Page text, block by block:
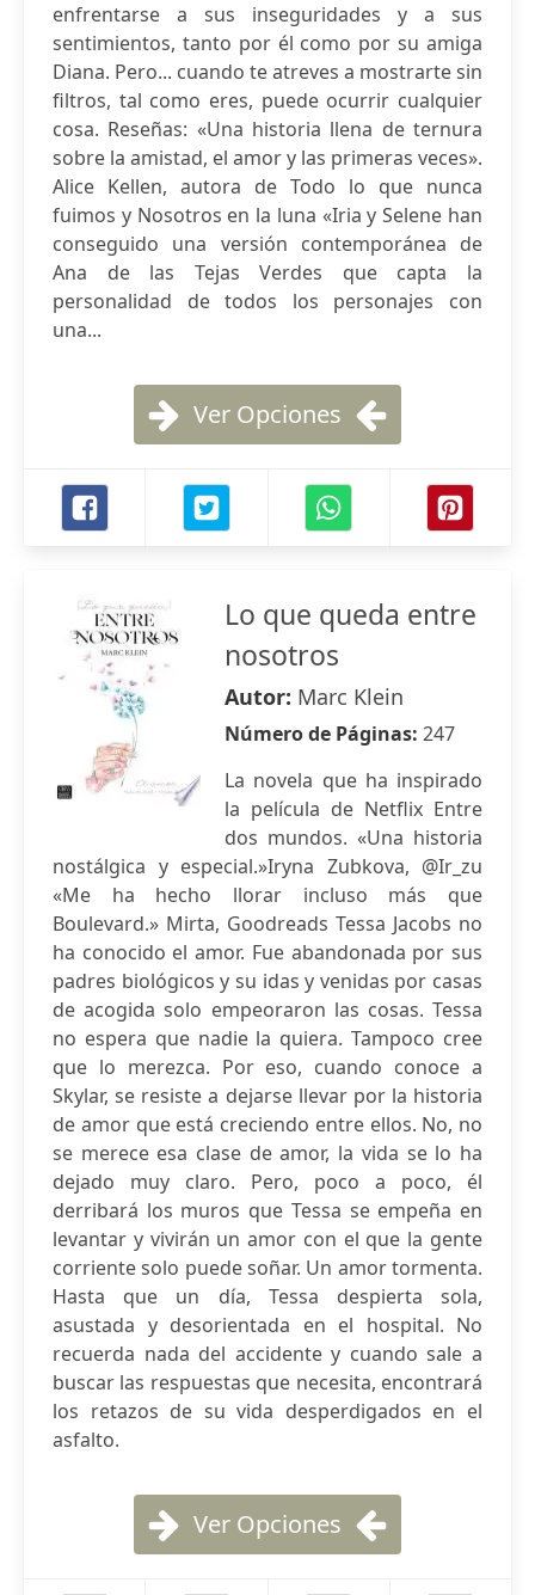
enfrentarse a sus inseguridades y a sus
sentimientos, tanto por él como por su amiga
Diana. Pero... cuando te atreves a mostrarte sin
filtros, tal como eres, puede ocurrir cualquier
cosa. Reseñas: «Una historia llena de ternura
sobre la amistad, el amor y las primeras veces».
Alice Kellen, autora de Todo lo que nunca
fuimos y Nosotros en la luna «Iria y Selene han
conseguido una versión contemporánea de
Ana de las Tejas Verdes que capta la
personalidad de todos los personajes con
una...
Ver Opciones
Lo que queda entre
nosotros
Autor: Marc Klein
Número de Páginas: 247
La novela que ha inspirado
la película de Netflix Entre
dos mundos. «Una historia
nostálgica y especial.»Iryna Zubkova, @Ir_zu
«Me ha hecho llorar incluso más que
Boulevard.» Mirta, Goodreads Tessa Jacobs no
ha conocido el amor. Fue abandonada por sus
padres biológicos y su idas y venidas por casas
de acogida solo empeoraron las cosas. Tessa
no espera que nadie la quiera. Tampoco cree
que lo merezca. Por eso, cuando conoce a
Skylar, se resiste a dejarse llevar por la historia
de amor que está creciendo entre ellos. No, no
se merece esa clase de amor, la vida se lo ha
dejado muy claro. Pero, poco a poco, él
derribará los muros que Tessa se empeña en
levantar y vivirán un amor con el que la gente
corriente solo puede soñar. Un amor tormenta.
Hasta que un día, Tessa despierta sola,
asustada y desorientada en el hospital. No
recuerda nada del accidente y cuando sale a
buscar las respuestas que necesita, encontrará
los retazos de su vida desperdigados en el
asfalto.
Ver Opciones